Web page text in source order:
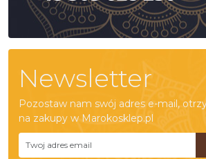
Newsletter
Pozostaw nam swój adres e-mail,
na zakupy w Marokosklep.pl